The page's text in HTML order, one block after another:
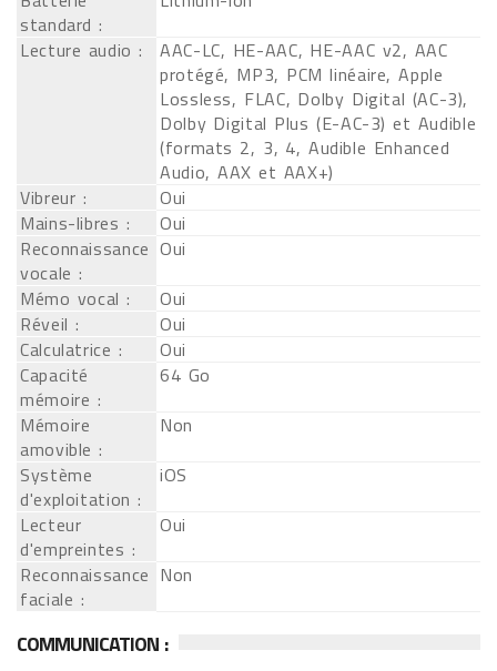
standard :
Lecture audio :
AAC-LC, HE-AAC, HE-AAC v2, AAC
protégé, MP3, PCM linéaire, Apple
Lossless, FLAC, Dolby Digital (AC-3),
Dolby Digital Plus (E-AC-3) et Audible
(formats 2, 3, 4, Audible Enhanced
Audio, AAX et AAX+)
Vibreur :
Oui
Mains-libres :
Oui
Reconnaissance
vocale :
Oui
Mémo vocal :
Oui
Réveil :
Oui
Calculatrice :
Oui
Capacité
mémoire :
64 Go
Mémoire
amovible :
Non
Système
d'exploitation :
iOS
Lecteur
d'empreintes :
Oui
Reconnaissance
faciale :
Non
COMMUNICATION :